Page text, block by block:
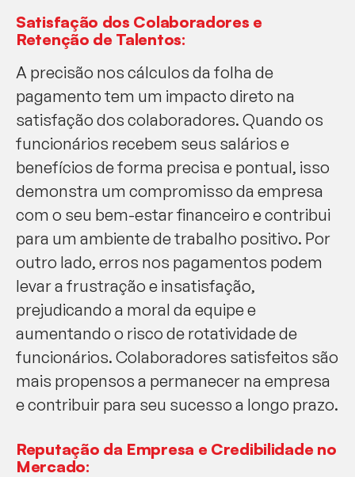
Satisfação dos Colaboradores e
Retenção de Talentos:
A precisão nos cálculos da folha de
pagamento tem um impacto direto na
satisfação dos colaboradores. Quando os
funcionários recebem seus salários e
benefícios de forma precisa e pontual, isso
demonstra um compromisso da empresa
com o seu bem-estar financeiro e contribui
para um ambiente de trabalho positivo. Por
outro lado, erros nos pagamentos podem
levar a frustração e insatisfação,
prejudicando a moral da equipe e
aumentando o risco de rotatividade de
funcionários. Colaboradores satisfeitos são
mais propensos a permanecer na empresa
e contribuir para seu sucesso a longo prazo.
Reputação da Empresa e Credibilidade no
Mercado: